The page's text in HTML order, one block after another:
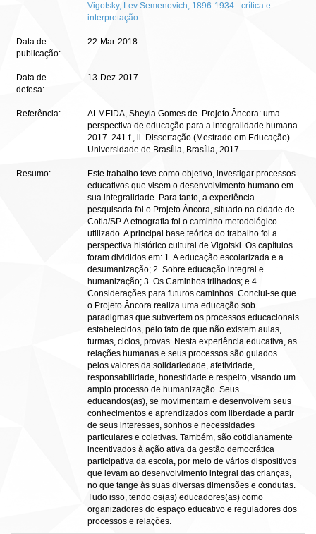
Vigotsky, Lev Semenovich, 1896-1934 - crítica e
interpretação
Data de
publicação:
22-Mar-2018
Data de
defesa:
13-Dez-2017
Referência:
ALMEIDA, Sheyla Gomes de. Projeto Âncora: uma
perspectiva de educação para a integralidade humana.
2017. 241 f., il. Dissertação (Mestrado em Educação)—
Universidade de Brasília, Brasília, 2017.
Resumo:
Este trabalho teve como objetivo, investigar processos
educativos que visem o desenvolvimento humano em
sua integralidade. Para tanto, a experiência
pesquisada foi o Projeto Âncora, situado na cidade de
Cotia/SP. A etnografia foi o caminho metodológico
utilizado. A principal base teórica do trabalho foi a
perspectiva histórico cultural de Vigotski. Os capítulos
foram divididos em: 1. A educação escolarizada e a
desumanização; 2. Sobre educação integral e
humanização; 3. Os Caminhos trilhados; e 4.
Considerações para futuros caminhos. Conclui-se que
o Projeto Âncora realiza uma educação sob
paradigmas que subvertem os processos educacionais
estabelecidos, pelo fato de que não existem aulas,
turmas, ciclos, provas. Nesta experiência educativa, as
relações humanas e seus processos são guiados
pelos valores da solidariedade, afetividade,
responsabilidade, honestidade e respeito, visando um
amplo processo de humanização. Seus
educandos(as), se movimentam e desenvolvem seus
conhecimentos e aprendizados com liberdade a partir
de seus interesses, sonhos e necessidades
particulares e coletivas. Também, são cotidianamente
incentivados à ação ativa da gestão democrática
participativa da escola, por meio de vários dispositivos
que levam ao desenvolvimento integral das crianças,
no que tange às suas diversas dimensões e condutas.
Tudo isso, tendo os(as) educadores(as) como
organizadores do espaço educativo e reguladores dos
processos e relações.